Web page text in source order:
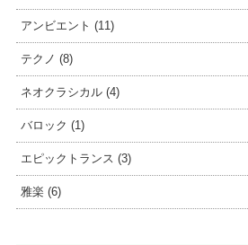
アンビエント (11)
テクノ (8)
ネオクラシカル (4)
バロック (1)
エピックトランス (3)
雅楽 (6)